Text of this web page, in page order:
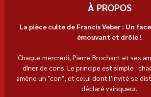
À PROPOS
La pièce culte de Francis Veber : Un
émouvant et drôle !
Chaque mercredi, Pierre Brochant et ses
dîner de cons. Le principe est simple :
amène un "con", et celui dont l'invité se
déclaré vainqueur.